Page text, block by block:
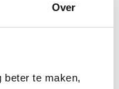
Over
beter te maken,